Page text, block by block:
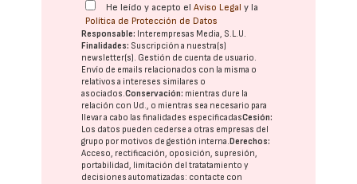
He leído y acepto elAviso Legal y la
Política de Protección de Datos
Responsable: Interempresas Media, S.L.U.
Finalidades: Suscripción a nuestra(s)
newsletter(s). Gestión de cuenta de usuario.
Envío de emails relacionados con la misma o
relativos a intereses similares o
asociados.Conservación: mientras dure la
relación con Ud., o mientras sea necesario para
llevar a cabo las finalidades especificadasCesión:
Los datos pueden cederse a otras empresas del
grupo por motivos de gestión interna.Derechos:
Acceso, rectificación, oposición, supresión,
portabilidad, limitación del tratatamiento y
decisiones automatizadas: contacte con